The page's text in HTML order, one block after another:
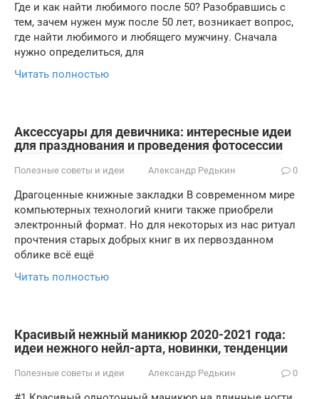
Где и как найти любимого после 50? Разобравшись с
тем, зачем нужен муж после 50 лет, возникает вопрос,
где найти любимого и любящего мужчину. Сначала
нужно определиться, для
Читать полностью
Аксессуары для девичника: интересные идеи
для празднования и проведения фотосессии
Полезные советы и идеи Александр Редькин 0
Драгоценные книжные закладки В современном мире
компьютерных технологий книги также приобрели
электронный формат. Но для некоторых из нас ритуал
прочтения старых добрых книг в их первозданном
облике всё ещё
Читать полностью
Красивый нежный маникюр 2020-2021 года:
идеи нежного нейл-арта, новинки, тенденции
Полезные советы и идеи Александр Редькин 0